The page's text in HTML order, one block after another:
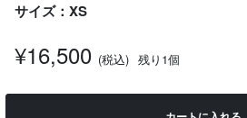
サイズ：XS
¥16,500 (税込) 残り1個